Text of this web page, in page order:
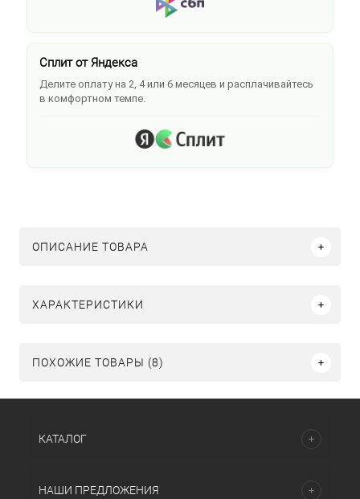
Сплит от Яндекса
Делите оплату на 2, 4 или 6 месяцев и расплачивайтесь
в комфортном темпе.
ОПИСАНИЕ ТОВАРА
ХАРАКТЕРИСТИКИ
ПОХОЖИЕ ТОВАРЫ (8)
КАТАЛОГ
НАШИ ПРЕДЛОЖЕНИЯ